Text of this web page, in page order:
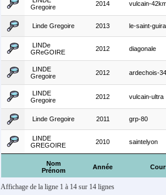
Nom
Prénom
Année
Gregoire
2014 vulcain-
Linde Gregoire 2013 le-saint-
LINDe
GReGOIRE
2012 diagonale
LINDE
Gregoire
2012 ardechois-
LINDE
Gregoire
2012 vulcain-ultra
Linde Gregoire 2011 grp-80
LINDE
GREGOIRE
2010 saintelyon
Affichage de la ligne 1 à 14 sur 14 lignes